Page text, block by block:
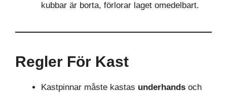
kubbar är borta, förlorar laget omedelbart.
Regler För Kast
Kastpinnar måste kastas underhands och